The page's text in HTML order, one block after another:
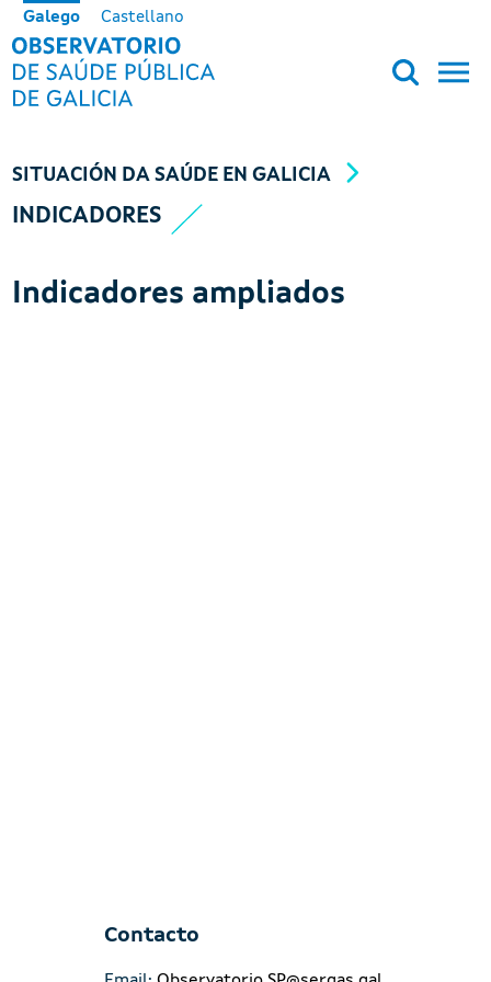
Ir o contido principal
Galego Castellano
OBSERVATORIO DE SALUD
SITUACIÓN DA SAÚDE EN GALICIA
INDICADORES
Indicadores ampliados
Contacto